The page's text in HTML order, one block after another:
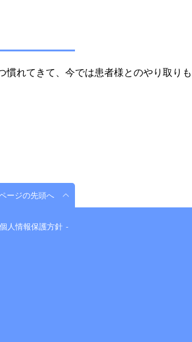
れてきて、今では患者様とのやり取りも
ージの先頭へ
個人情報保護方針